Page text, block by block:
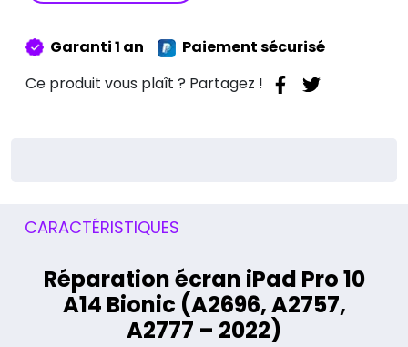
Garanti 1 an
Paiement sécurisé
Ce produit vous plaît ? Partagez !
CARACTÉRISTIQUES
Réparation écran iPad Pro 10
A14 Bionic (A2696, A2757,
A2777 – 2022)